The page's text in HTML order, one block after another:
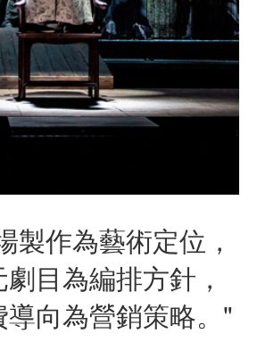
製作為藝術定位，
目為編排方針，
向為營銷策略。"